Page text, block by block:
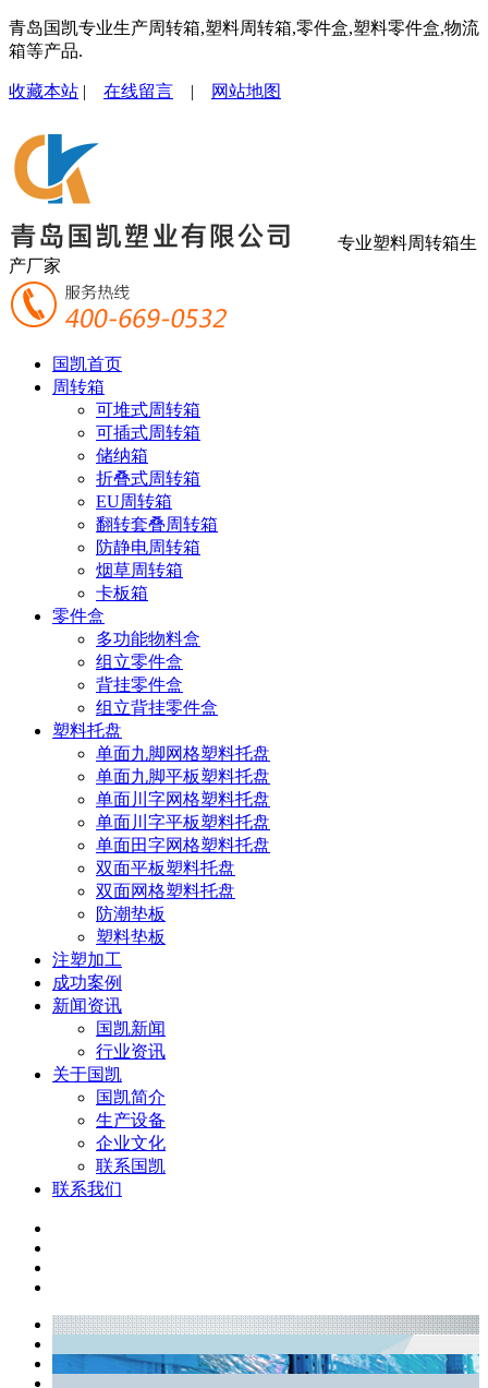
青岛国凯专业生产周转箱,塑料周转箱,零件盒,塑料零件盒,物流
箱等产品.
收藏本站 | 在线留言 | 网站地图
专业塑料周转箱生
产厂家
国凯首页
周转箱
可堆式周转箱
可插式周转箱
储纳箱
折叠式周转箱
EU周转箱
翻转套叠周转箱
防静电周转箱
烟草周转箱
卡板箱
零件盒
多功能物料盒
组立零件盒
背挂零件盒
组立背挂零件盒
塑料托盘
单面九脚网格塑料托盘
单面九脚平板塑料托盘
单面川字网格塑料托盘
单面川字平板塑料托盘
单面田字网格塑料托盘
双面平板塑料托盘
双面网格塑料托盘
防潮垫板
塑料垫板
注塑加工
成功案例
新闻资讯
国凯新闻
行业资讯
关于国凯
国凯简介
生产设备
企业文化
联系国凯
联系我们